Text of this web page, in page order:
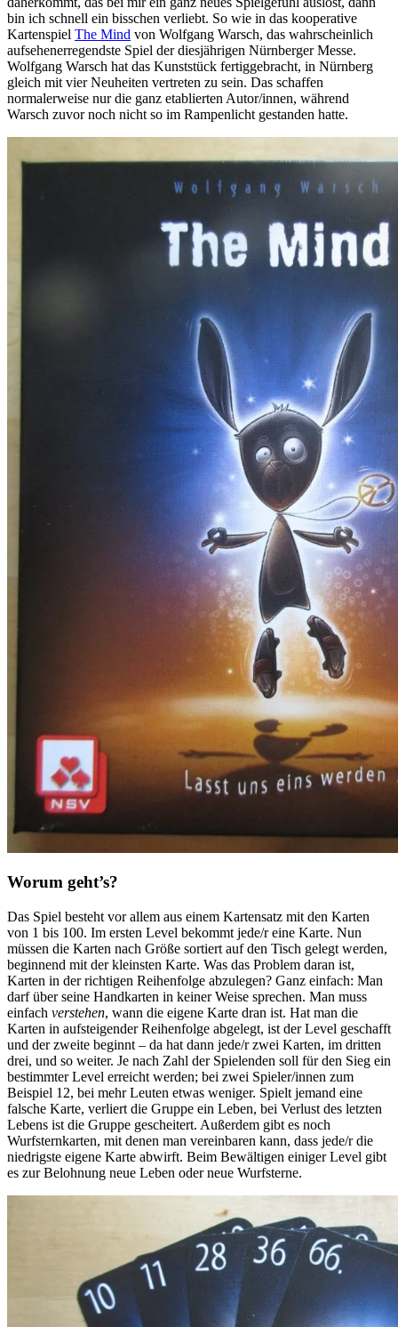
bin ich schnell ein bisschen verliebt. So wie in das kooperative
Kartenspiel The Mind von Wolfgang Warsch, das wahrscheinlich
aufsehenerregendste Spiel der diesjährigen Nürnberger Messe.
Wolfgang Warsch hat das Kunststück fertiggebracht, in Nürnberg
gleich mit vier Neuheiten vertreten zu sein. Das schaffen
normalerweise nur die ganz etablierten Autor/innen, während
Warsch zuvor noch nicht so im Rampenlicht gestanden hatte.
Worum geht’s?
Das Spiel besteht vor allem aus einem Kartensatz mit den Karten
von 1 bis 100. Im ersten Level bekommt jede/r eine Karte. Nun
müssen die Karten nach Größe sortiert auf den Tisch gelegt werden,
beginnend mit der kleinsten Karte. Was das Problem daran ist,
Karten in der richtigen Reihenfolge abzulegen? Ganz einfach: Man
darf über seine Handkarten in keiner Weise sprechen. Man muss
einfach verstehen, wann die eigene Karte dran ist. Hat man die
Karten in aufsteigender Reihenfolge abgelegt, ist der Level geschafft
und der zweite beginnt – da hat dann jede/r zwei Karten, im dritten
drei, und so weiter. Je nach Zahl der Spielenden soll für den Sieg ein
bestimmter Level erreicht werden; bei zwei Spieler/innen zum
Beispiel 12, bei mehr Leuten etwas weniger. Spielt jemand eine
falsche Karte, verliert die Gruppe ein Leben, bei Verlust des letzten
Lebens ist die Gruppe gescheitert. Außerdem gibt es noch
Wurfsternkarten, mit denen man vereinbaren kann, dass jede/r die
niedrigste eigene Karte abwirft. Beim Bewältigen einiger Level gibt
es zur Belohnung neue Leben oder neue Wurfsterne.